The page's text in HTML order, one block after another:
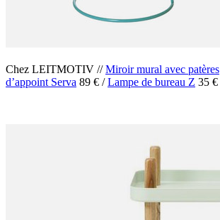
Chez LEITMOTIV //Miroir mural avec patères
d’appointServa 89 € /Lampe de bureau Z 35 €